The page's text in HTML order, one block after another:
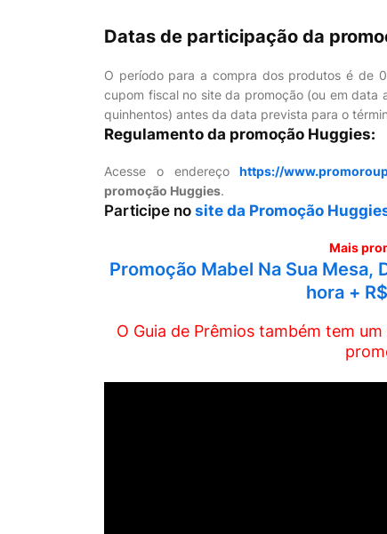
Datas de participação da
O período para a compra dos produtos é de
cupom fiscal no site da promoção (ou em data
quinhentos) antes da data prevista para o
Regulamento da promoção Huggies:
Acesse o endereço https://
promoção Huggies.
Participe no site da Promoção
Mais
Promoção Mabel Na Sua Mesa,
hora +
O Guia de Prêmios também tem